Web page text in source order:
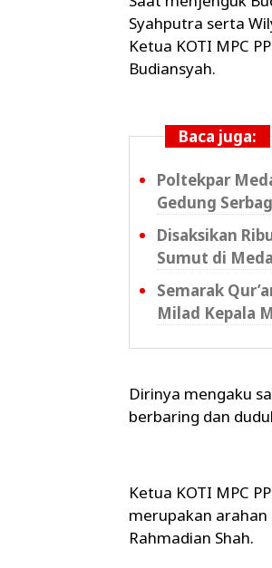
Syahputra serta
Ketua KOTI MPC
Budiansyah.
Baca juga:
Poltekpar
Gedung
Disaksikan
Sumut di
Semarak
Milad Kepala
Dirinya mengaku
berbaring dan
Ketua KOTI MPC
merupakan arahan
Rahmadian Shah.